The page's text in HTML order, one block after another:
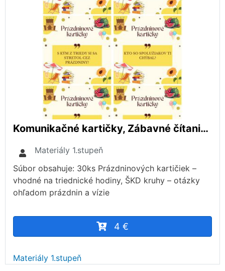
Komunikačné kartičky, Zábavné čítanie, Hry na upevnenie klímy, Motivačné karty
Materiály 1.stupeň
Súbor obsahuje: 30ks Prázdninových kartičiek –
vhodné na triednické hodiny, ŠKD kruhy – otázky
ohľadom prázdnin a vízie
4 €
Materiály 1.stupeň